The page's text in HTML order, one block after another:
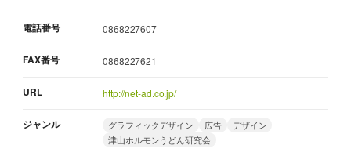
電話番号 0868227607
FAX番号 0868227621
URL http://net-ad.co.jp/
ジャンル グラフィックデザイン 広告
デザイン
津山ホルモンうどん研究会